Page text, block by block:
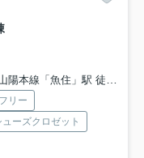
陽本線「魚住」駅 徒歩21分
リー
ーズクロゼット